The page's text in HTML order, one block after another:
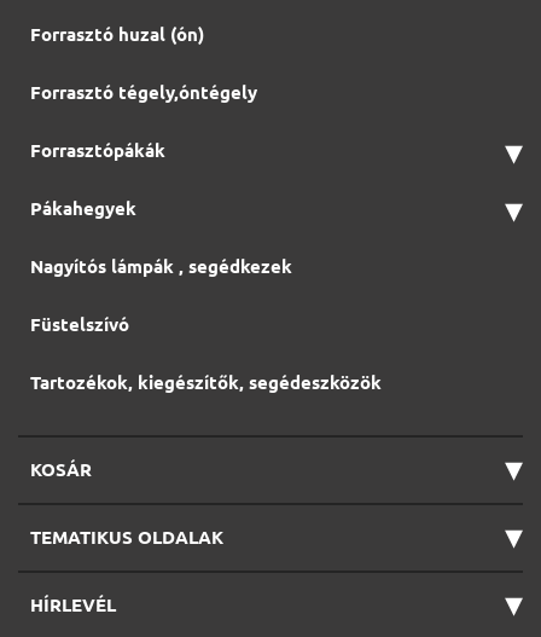
Forrasztó huzal (ón)
Forrasztó tégely,óntégely
Forrasztópákák ▾
Pákahegyek ▾
Nagyítós lámpák , segédkezek
Füstelszívó
Tartozékok, kiegészítők, segédeszközök
KOSÁR ▾
TEMATIKUS OLDALAK ▾
HÍRLEVÉL ▾